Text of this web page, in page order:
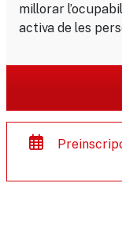
millorar
activa de les